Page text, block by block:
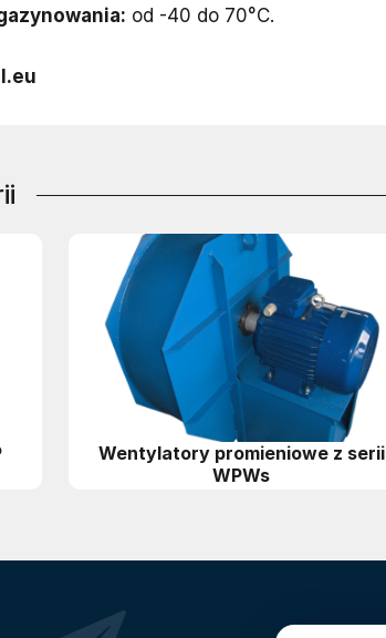
od -40 do 70°C.
Wentylatory promieniowe z serii
WPWs